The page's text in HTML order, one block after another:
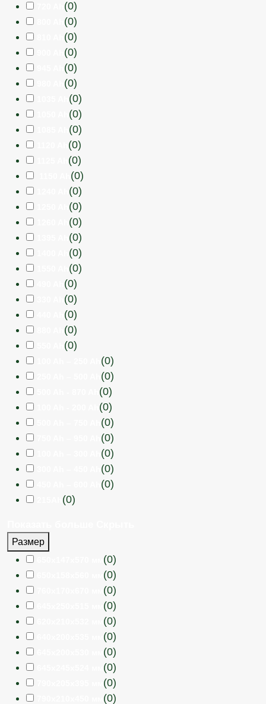
(0)
(0)
(0)
(0)
(0)
(0)
(0)
(0)
(0)
(0)
(0)
(0)
(0)
(0)
(0)
(0)
(0)
(0)
(0)
(0)
(0)
(0)
(0)
(0)
(0)
(0)
(0)
(0)
(0)
(0)
(0)
(0)
(0)
Размер
(0)
(0)
(0)
(0)
(0)
(0)
(0)
(0)
(0)
(0)